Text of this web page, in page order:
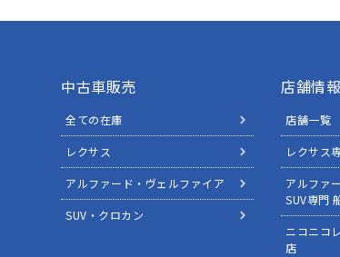
中古車販売
全ての在庫
レクサス
アルファード・ヴェルファイア
SUV・クロカン
店舗情報
店舗一覧
レクサス
アルファ
SUV専門
ニコニコ
店